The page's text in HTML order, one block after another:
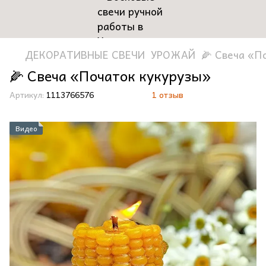
ДЕКОРАТИВНЫЕ СВЕЧИ УРОЖАЙ 🌽 Свеча
🌽 Свеча «Початок кукурузы»
Артикул: 1113766576 1 отзыв
Видео